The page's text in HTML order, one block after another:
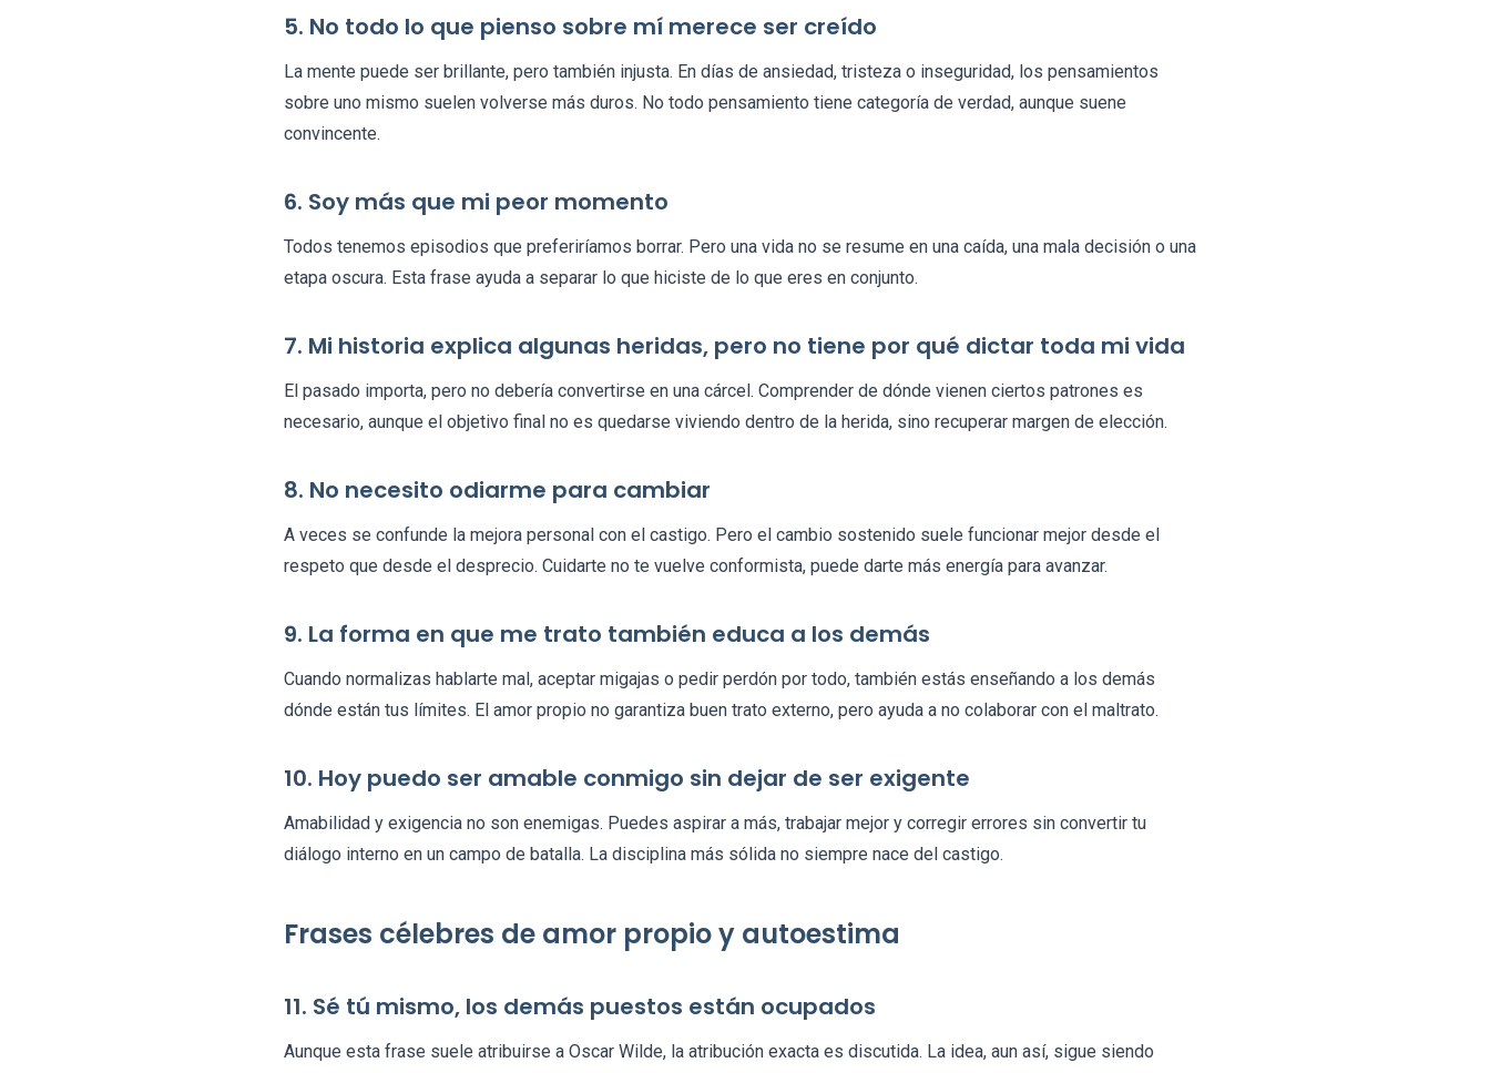
5. No todo lo que pienso sobre mí merece ser creído
La mente puede ser brillante, pero también injusta. En días de ansiedad, tristeza o inseguridad, los pensamientos
sobre uno mismo suelen volverse más duros. No todo pensamiento tiene categoría de verdad, aunque suene
convincente.
6. Soy más que mi peor momento
Todos tenemos episodios que preferiríamos borrar. Pero una vida no se resume en una caída, una mala decisión o una
etapa oscura. Esta frase ayuda a separar lo que hiciste de lo que eres en conjunto.
7. Mi historia explica algunas heridas, pero no tiene por qué dictar toda mi vida
El pasado importa, pero no debería convertirse en una cárcel. Comprender de dónde vienen ciertos patrones es
necesario, aunque el objetivo final no es quedarse viviendo dentro de la herida, sino recuperar margen de elección.
8. No necesito odiarme para cambiar
A veces se confunde la mejora personal con el castigo. Pero el cambio sostenido suele funcionar mejor desde el
respeto que desde el desprecio. Cuidarte no te vuelve conformista, puede darte más energía para avanzar.
9. La forma en que me trato también educa a los demás
Cuando normalizas hablarte mal, aceptar migajas o pedir perdón por todo, también estás enseñando a los demás
dónde están tus límites. El amor propio no garantiza buen trato externo, pero ayuda a no colaborar con el maltrato.
10. Hoy puedo ser amable conmigo sin dejar de ser exigente
Amabilidad y exigencia no son enemigas. Puedes aspirar a más, trabajar mejor y corregir errores sin convertir tu
diálogo interno en un campo de batalla. La disciplina más sólida no siempre nace del castigo.
Frases célebres de amor propio y autoestima
11. Sé tú mismo, los demás puestos están ocupados
Aunque esta frase suele atribuirse a Oscar Wilde, la atribución exacta es discutida. La idea, aun así, sigue siendo